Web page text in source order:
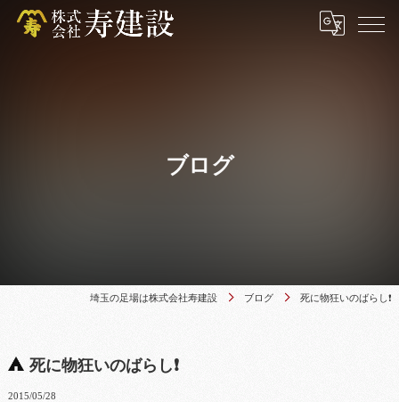
ブログ
埼玉の足場は株式会社寿建設 ブログ 死に物狂いのばらし❗
死に物狂いのばらし❗
2015/05/28